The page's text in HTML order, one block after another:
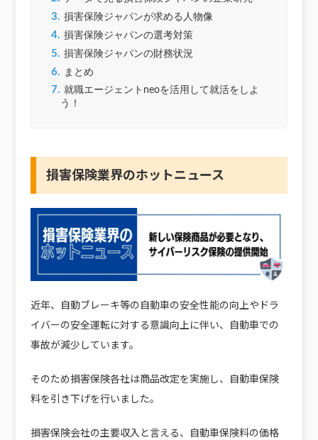
3. 損害保険ジャパンが求める人物像
4. 損害保険ジャパンの選考対策
5. 損害保険ジャパンの財務状況
6. まとめ
7. 就職エージェントneoを活用して就活をしよ
う！
損害保険業界のホットニュース
近年、自動ブレーキ等の自動車の安全性能の向上やドラ
イバーの安全運転に対する意識向上に伴い、自動車での
事故が減少しています。
そのため損害保険各社は商品改定を実施し、自動車保険
料を引き下げを行いました。
損害保険会社の主要収入と言える、自動車保険料の価格